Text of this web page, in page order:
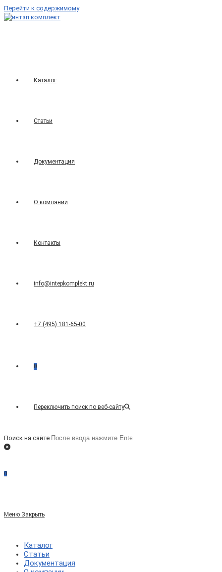
Перейти к содержимому
Каталог
Статьи
Документация
О компании
Контакты
info@intepkomplekt.ru
+7 (495) 181-65-00
0
Переключить поиск по веб-сайту
Поиск на сайте
0
Меню Закрыть
Каталог
Статьи
Документация